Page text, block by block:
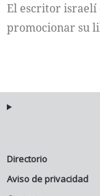
El escritor israelí
promocionar su
Directorio
Aviso de privacidad